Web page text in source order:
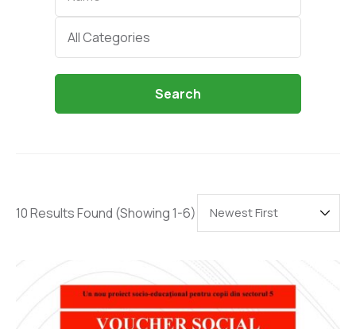
All Categories
Search
10 Results Found (Showing 1-6)